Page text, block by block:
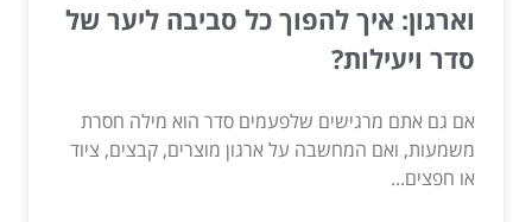
וארגון: איך להפוך כל סביבה ליער של
סדר ויעילות?
אם גם אתם מרגישים שלפעמים סדר הוא מילה חסרת
משמעות, ואם המחשבה על ארגון מוצרים, קבצים, ציוד
או חפצים...